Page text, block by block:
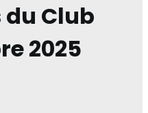
du Club
2025